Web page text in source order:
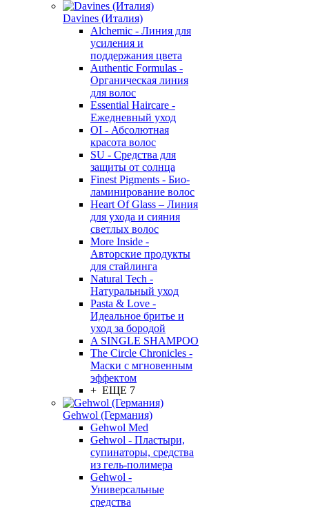
Davines (Италия)
Alchemic - Линия для
усиления и
поддержания цвета
Authentic Formulas -
Органическая линия
для волос
Essential Haircare -
Eжедневный уход
OI - Абсолютная
красота волос
SU - Средства для
защиты от солнца
Finest Pigments - Био-
ламинирование волос
Heart Of Glass – Линия
для ухода и сияния
светлых волос
More Inside -
Авторские продукты
для стайлинга
Natural Tech -
Натуральный уход
Pasta & Love -
Идеальное бритье и
уход за бородой
A SINGLE SHAMPOO
The Circle Chronicles -
Маски с мгновенным
эффектом
+ ЕЩЕ 7
Gehwol (Германия)
Gehwol Med
Gehwol - Пластыри,
супинаторы, средства
из гель-полимера
Gehwol -
Универсальные
средства